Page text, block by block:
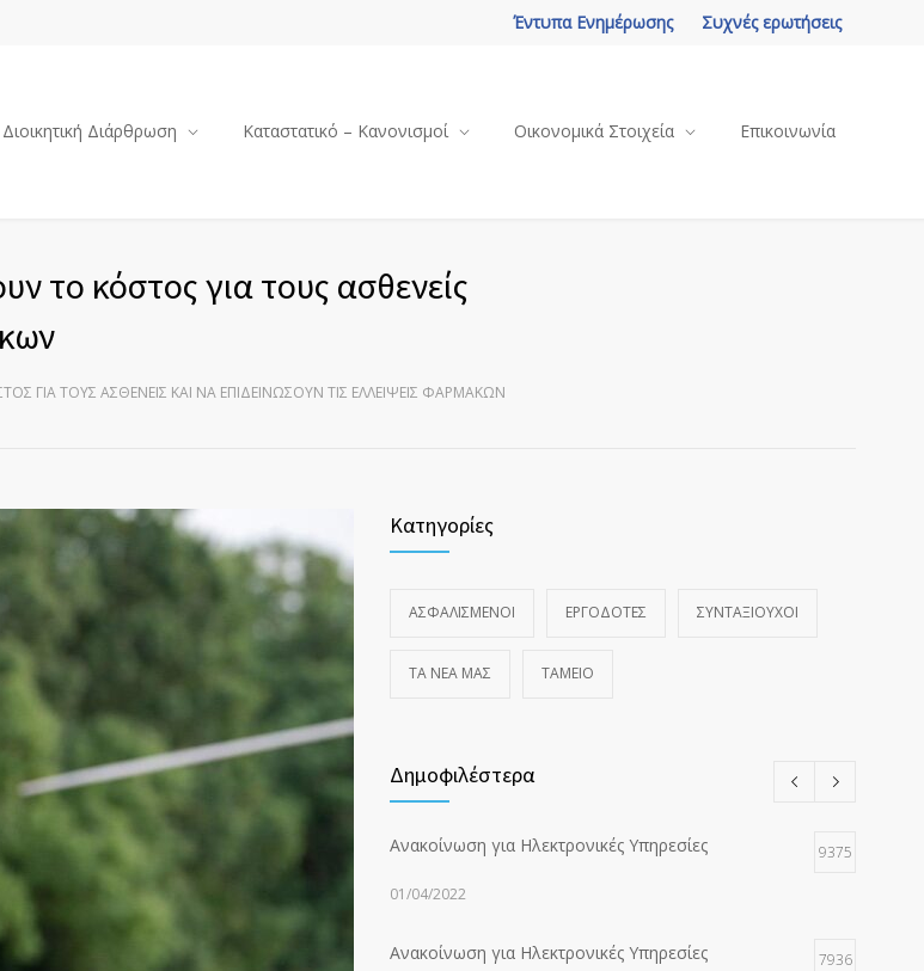
Συχνές ερωτήσεις
Έντυπα Ενημέρωσης
Διοικητική Διάρθρωση Καταστατικό – Κανονισμοί Οικονομικά Στοιχεία Επικοινωνία
το κόστος για τους ασθενείς
ΤΟΥΣ ΑΣΘΕΝΕΊΣ ΚΑΙ ΝΑ ΕΠΙΔΕΙΝΏΣΟΥΝ ΤΙΣ ΕΛΛΕΊΨΕΙΣ ΦΑΡΜΆΚΩΝ
Κατηγορίες
ΑΣΦΑΛΙΣΜΕΝΟΙ ΕΡΓΟΔΟΤΕΣ ΣΥΝΤΑΞΙΟΥΧΟΙ
ΤΑ ΝΈΑ ΜΑΣ ΤΑΜΕΙΟ
Δημοφιλέστερα
Ανακοίνωση για Ηλεκτρονικές Υπηρεσίες 9375
01/04/2022
Ανακοίνωση για Ηλεκτρονικές Υπηρεσίες 7936